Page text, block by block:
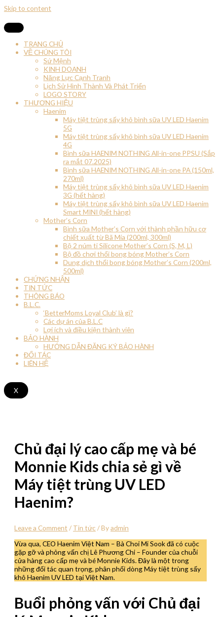
Skip to content
TRANG CHỦ
VỀ CHÚNG TÔI
Sứ Mệnh
KINH DOANH
Năng Lực Cạnh Tranh
Lịch Sử Hình Thành Và Phát Triển
LOGO STORY
THƯƠNG HIỆU
Haenim
Máy tiệt trùng sấy khô bình sữa UV LED Haenim
5G
Máy tiệt trùng sấy khô bình sữa UV LED Haenim
4G
Bình sữa HAENIM NOTHING All-in-one PPSU (Sắp
ra mắt 07.2025)
Bình sữa HAENIM NOTHING All-in-one PA (150ml,
270ml)
Máy tiệt trùng sấy khô bình sữa UV LED Haenim
3G (hết hàng)
Máy tiệt trùng sấy khô bình sữa UV LED Haenim
Smart MINI (hết hàng)
Mother’s Corn
Bình sữa Mother’s Corn với thành phần hữu cơ
chiết xuất từ Bã Mía (200ml, 300ml)
Bộ 2 núm ti Silicone Mother’s Corn (S, M, L)
Bộ đồ chơi thổi bong bóng Mother’s Corn
Dung dịch thổi bong bóng Mother’s Corn (200ml,
500ml)
CHỨNG NHẬN
TIN TỨC
THÔNG BÁO
B.L.C.
‘BetterMoms Loyal Club’ là gì?
Các dự án của B.L.C
Lợi ích và điều kiện thành viên
BẢO HÀNH
HƯỚNG DẪN ĐĂNG KÝ BẢO HÀNH
ĐỐI TÁC
LIÊN HỆ
X
Chủ đại lý cao cấp mẹ và bé
Monnie Kids chia sẻ gì về
Máy tiệt trùng UV LED
Haenim?
Leave a Comment / Tin tức / Byadmin
Vừa qua, CEO Haenim Việt Nam – Bà Choi Mi Sook đã có cuộc
gặp gỡ và phỏng vấn chị Lê Phương Chi – Founder của chuỗi
cửa hàng cao cấp mẹ và bé Monnie Kids. Đây là một trong
những đối tác quan trọng, phân phối dòng Máy tiệt trùng sấy
khô Haenim UV LED tại Việt Nam.
Buổi phỏng vấn với Chủ đại